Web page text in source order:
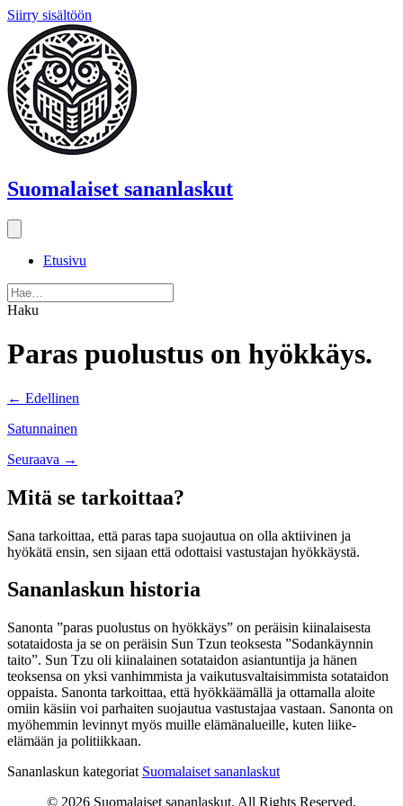
Siirry sisältöön
Suomalaiset sananlaskut
Etusivu
Haku
Paras puolustus on hyökkäys.
Posts
navigation
← Edellinen
Satunnainen
Posts
navigation
Seuraava →
Mitä se tarkoittaa?
Sana tarkoittaa, että paras tapa suojautua on olla aktiivinen ja
hyökätä ensin, sen sijaan että odottaisi vastustajan hyökkäystä.
Sananlaskun historia
Sanonta ”paras puolustus on hyökkäys” on peräisin kiinalaisesta
sotataidosta ja se on peräisin Sun Tzun teoksesta ”Sodankäynnin
taito”. Sun Tzu oli kiinalainen sotataidon asiantuntija ja hänen
teoksensa on yksi vanhimmista ja vaikutusvaltaisimmista sotataidon
oppaista. Sanonta tarkoittaa, että hyökkäämällä ja ottamalla aloite
omiin käsiin voi parhaiten suojautua vastustajaa vastaan. Sanonta on
myöhemmin levinnyt myös muille elämänalueille, kuten liike-
elämään ja politiikkaan.
Sananlaskun kategoriat Suomalaiset sananlaskut
© 2026 Suomalaiset sananlaskut. All Rights Reserved.